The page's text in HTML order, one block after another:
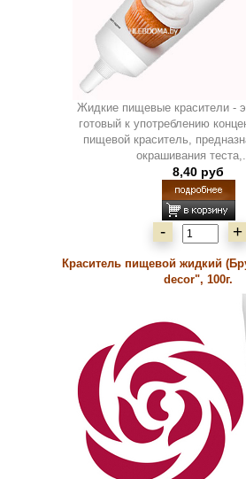
Жидкие пищевые красители -
готовый к употреблению
пищевой краситель,
окрашивания
8,40 руб
- +
Краситель пищевой жидкий
decor", 100г.